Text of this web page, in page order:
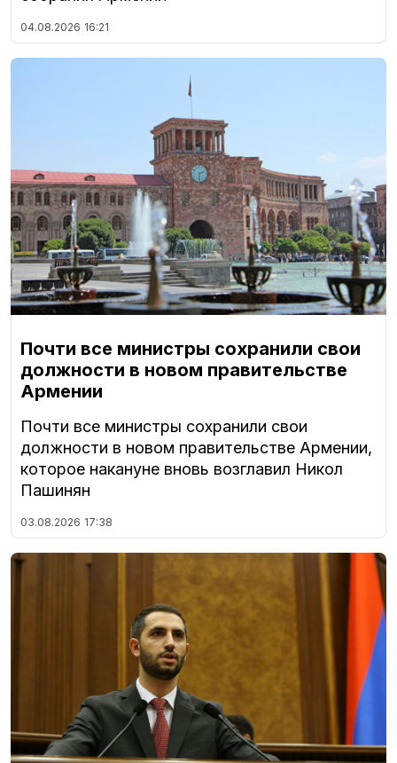
04.08.2026 16:21
Почти все министры сохранили свои
должности в новом правительстве
Армении
Почти все министры сохранили свои
должности в новом правительстве Армении,
которое накануне вновь возглавил Никол
Пашинян
03.08.2026 17:38